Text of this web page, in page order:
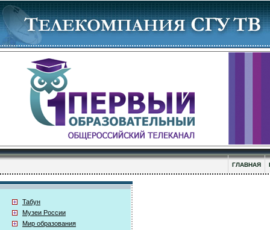
ГЛАВНАЯ
Табун
Музеи России
Мир образования